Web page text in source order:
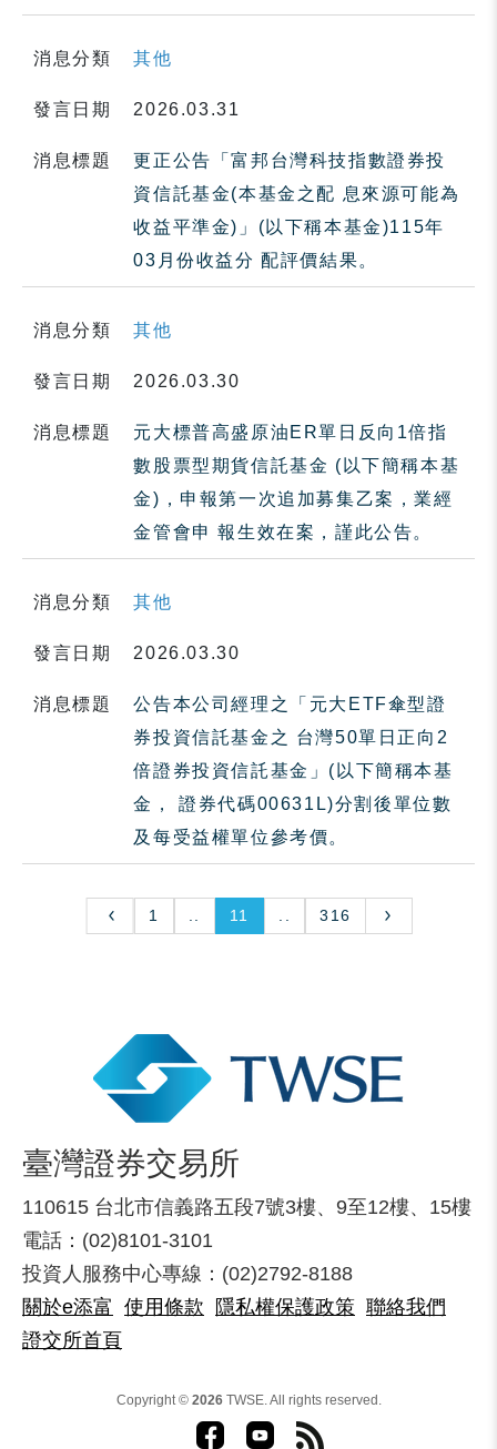
消息分類 其他
發言日期 2026.03.31
消息標題
更正公告「富邦台灣科技指數證券投
資信託基金(本基金之配 息來源可能為
收益平準金)」(以下稱本基金)115年
03月份收益分 配評價結果。
消息分類 其他
發言日期 2026.03.30
消息標題
元大標普高盛原油ER單日反向1倍指
數股票型期貨信託基金 (以下簡稱本基
金)，申報第一次追加募集乙案，業經
金管會申 報生效在案，謹此公告。
消息分類 其他
發言日期 2026.03.30
消息標題
公告本公司經理之「元大ETF傘型證
券投資信託基金之 台灣50單日正向2
倍證券投資信託基金」(以下簡稱本基
金， 證券代碼00631L)分割後單位數
及每受益權單位參考價。
1 11 316
臺灣證券交易所
110615 台北市信義路五段7號3樓、9至12樓、15樓
電話：(02)8101-3101
投資人服務中心專線：(02)2792-8188
關於e添富 使用條款 隱私權保護政策 聯絡我們
證交所首頁
Copyright © 2026TWSE. All rights reserved.